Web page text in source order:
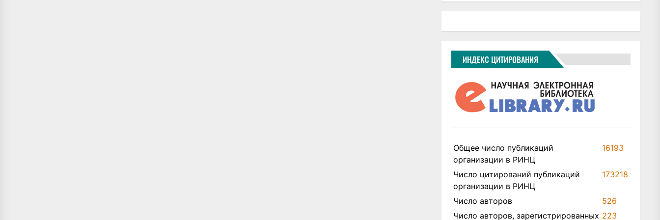
ИНДЕКС ЦИТИРОВАНИЯ
Общее число публикаций
организации в РИНЦ
16193
Число цитирований публикаций
организации в РИНЦ
173218
Число авторов
526
Число авторов, зарегистрированных 223